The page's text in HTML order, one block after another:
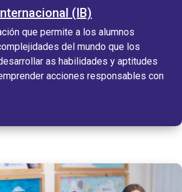
(IB)
que permite a los alumnos
del mundo que los
as habilidades y aptitudes
acciones responsables con